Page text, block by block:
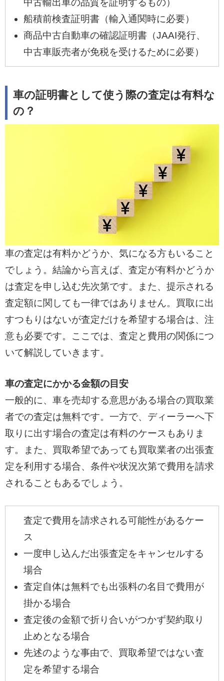
中古輸出車の品質を証明するもの）
船積前検査証明書（輸入通関時に必要）
商品中古自動車の確認証明書（JAAI発行、
中古車販売者が免税を受けるために必要）
車の証明書として使う際の査定は有料な
の？
車の査定は有料かどうか、気になる方もいること
でしょう。結論から言えば、査定が有料かどうか
は査定を申し込む先次第です。また、提示される
査定額に関しても一律ではありません。買取に出
すつもりはないが査定だけを希望する場合は、注
意も必要です。ここでは、査定と費用の関係につ
いて解説していきます。
車の査定にかかる金額の目安
一般的に、車を売却する意思がある場合の買取業
者での査定は無料です。一方で、ディーラーへ下
取りに出す場合の査定は有料のケースもありま
す。また、買取希望であっても買取業者の出張査
定を利用する場合、条件や状況次第で費用を請求
されることもあるでしょう。
査定で費用を請求される可能性があるケー
ス
一度申し込んだ出張査定をキャンセルする
場合
査定自体は無料でも出張料の名目で費用が
掛かる場合
査定後の金額で折り合いがつかず契約取り
止めとなる場合
先述のような事由で、買取希望ではない査
定を希望する場合